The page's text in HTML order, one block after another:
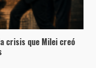
crisis que Milei creó